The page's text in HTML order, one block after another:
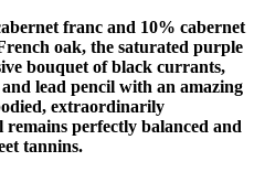
franc and 10% cabernet
oak, the saturated purple
bouquet of black currants,
lead pencil with an amazing
extraordinarily
perfectly balanced and
tannins.